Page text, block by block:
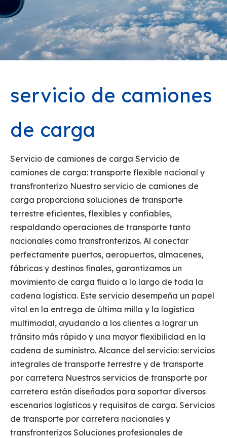
servicio de camiones
de carga
Servicio de camiones de carga Servicio de
camiones de carga: transporte flexible nacional y
transfronterizo Nuestro servicio de camiones de
carga proporciona soluciones de transporte
terrestre eficientes, flexibles y confiables,
respaldando operaciones de transporte tanto
nacionales como transfronterizos. Al conectar
perfectamente puertos, aeropuertos, almacenes,
fábricas y destinos finales, garantizamos un
movimiento de carga fluido a lo largo de toda la
cadena logística. Este servicio desempeña un papel
vital en la entrega de última milla y la logística
multimodal, ayudando a los clientes a lograr un
tránsito más rápido y una mayor flexibilidad en la
cadena de suministro. Alcance del servicio: servicios
integrales de transporte terrestre y de transporte
por carretera Nuestros servicios de transporte por
carretera están diseñados para soportar diversos
escenarios logísticos y requisitos de carga. Servicios
de transporte por carretera nacionales y
transfronterizos Soluciones profesionales de